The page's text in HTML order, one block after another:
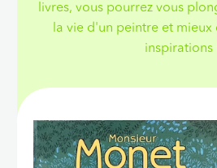
livres, vous pourrez vous
la vie d'un peintre et
inspirations